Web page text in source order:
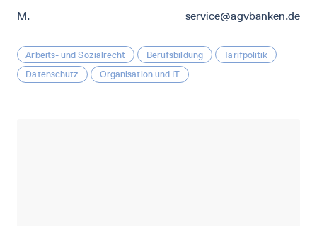
M. service@agvbanken.de
Arbeits- und Sozialrecht Berufsbildung
Tarifpolitik
Datenschutz
Organisation und IT